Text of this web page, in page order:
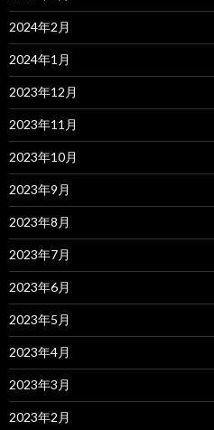
2024年2月
2024年1月
2023年12月
2023年11月
2023年10月
2023年9月
2023年8月
2023年7月
2023年6月
2023年5月
2023年4月
2023年3月
2023年2月